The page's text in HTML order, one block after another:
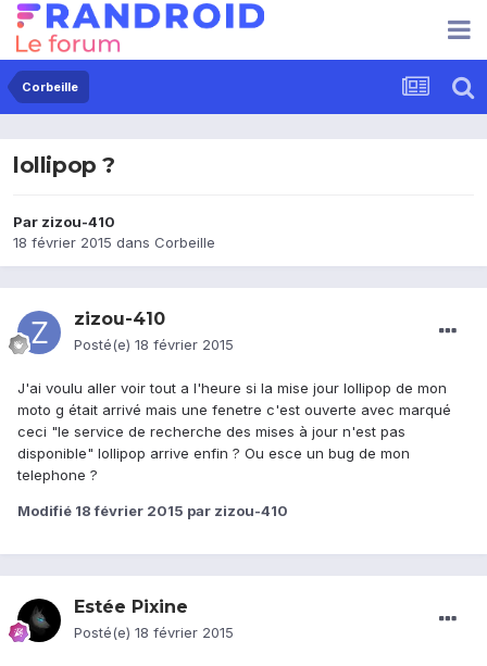
Corbeille
lollipop ?
Par zizou-410
18 février 2015 dans Corbeille
zizou-410
Posté(e) 18 février 2015
J'ai voulu aller voir tout a l'heure si la mise jour lollipop de mon
moto g était arrivé mais une fenetre c'est ouverte avec marqué
ceci "le service de recherche des mises à jour n'est pas
disponible" lollipop arrive enfin ? Ou esce un bug de mon
telephone ?
Modifié 18 février 2015 par zizou-410
Estée Pixine
Posté(e) 18 février 2015